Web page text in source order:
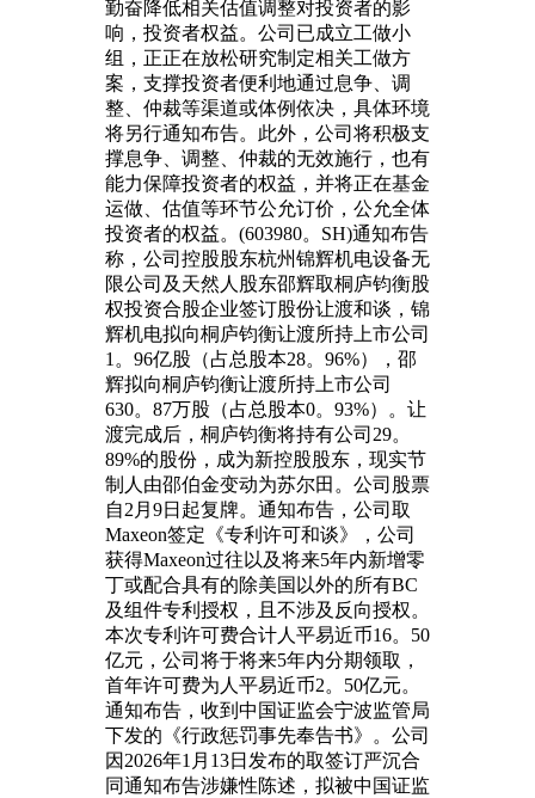
勤奋降低相关估值调整对投资者的影
响，投资者权益。公司已成立工做小
组，正正在放松研究制定相关工做方
案，支撑投资者便利地通过息争、调
整、仲裁等渠道或体例依决，具体环境
将另行通知布告。此外，公司将积极支
撑息争、调整、仲裁的无效施行，也有
能力保障投资者的权益，并将正在基金
运做、估值等环节公允订价，公允全体
投资者的权益。(603980。SH)通知布告
称，公司控股股东杭州锦辉机电设备无
限公司及天然人股东邵辉取桐庐钧衡股
权投资合股企业签订股份让渡和谈，锦
辉机电拟向桐庐钧衡让渡所持上市公司
1。96亿股（占总股本28。96%），邵
辉拟向桐庐钧衡让渡所持上市公司
630。87万股（占总股本0。93%）。让
渡完成后，桐庐钧衡将持有公司29。
89%的股份，成为新控股股东，现实节
制人由邵伯金变动为苏尔田。公司股票
自2月9日起复牌。通知布告，公司取
Maxeon签定《专利许可和谈》，公司
获得Maxeon过往以及将来5年内新增零
丁或配合具有的除美国以外的所有BC
及组件专利授权，且不涉及反向授权。
本次专利许可费合计人平易近币16。50
亿元，公司将于将来5年内分期领取，
首年许可费为人平易近币2。50亿元。
通知布告，收到中国证监会宁波监管局
下发的《行政惩罚事先奉告书》。公司
因2026年1月13日发布的取签订严沉合
同通知布告涉嫌性陈述，拟被中国证监